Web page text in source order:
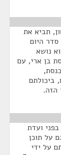
תביא את
היום
נושא
בן ארי, עם
ביכולתם
הזה.
ועדת
על תוכן
על ידי